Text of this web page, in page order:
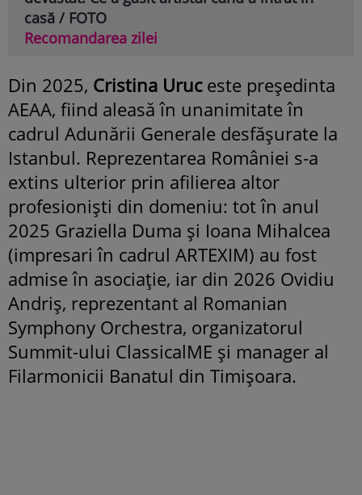
casă / FOTO
Recomandarea zilei
Din 2025, Cristina Uruceste președinta
AEAA, fiind aleasă în unanimitate în
cadrul Adunării Generale desfășurate la
Istanbul. Reprezentarea României s-a
extins ulterior prin afilierea altor
profesioniști din domeniu: tot în anul
2025 Graziella Duma și Ioana Mihalcea
(impresari în cadrul ARTEXIM) au fost
admise în asociație, iar din 2026 Ovidiu
Andriș, reprezentant al Romanian
Symphony Orchestra, organizatorul
Summit-ului ClassicalME și manager al
Filarmonicii Banatul din Timișoara.